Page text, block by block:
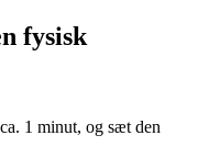
fysisk
1 minut, og sæt den